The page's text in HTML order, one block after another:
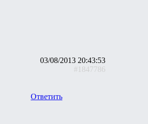
03/08/2013 20:43:53
#1847786
Ответить